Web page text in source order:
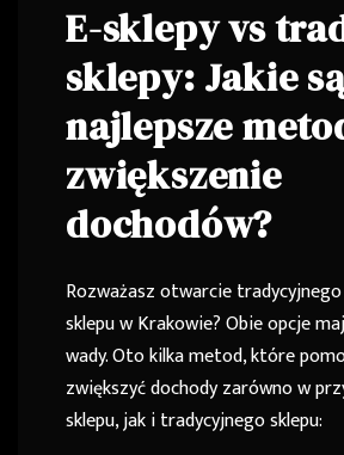
E-sklepy vs
sklepy: Jakie
najlepsze
zwiększenie
dochodów?
Rozważasz otwarcie
sklepu w Krakowie? Obie opcje
wady. Oto kilka metod, które
zwiększyć dochody zarówno w
sklepu, jak i tradycyjnego sklepu: